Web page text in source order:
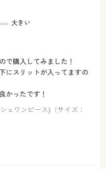
大きい
で購入してみました！
にスリットが入ってますの
かったです！
ェワンピース)（サイズ：